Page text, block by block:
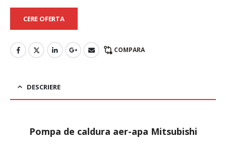
CERE OFERTA
COMPARA
DESCRIERE
Pompa de caldura aer-apa Mitsubishi